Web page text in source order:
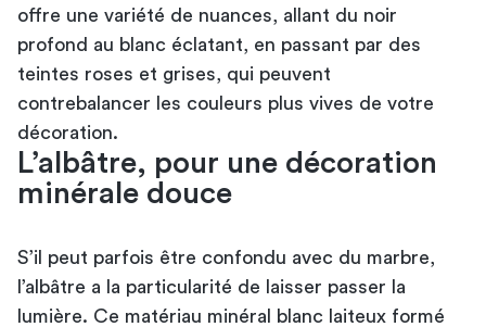
offre une variété de nuances, allant du noir
profond au blanc éclatant, en passant par des
teintes roses et grises, qui peuvent
contrebalancer les couleurs plus vives de votre
décoration.
L’albâtre, pour une décoration
minérale douce
S’il peut parfois être confondu avec du marbre,
l’albâtre a la particularité de laisser passer la
lumière. Ce matériau minéral blanc laiteux formé